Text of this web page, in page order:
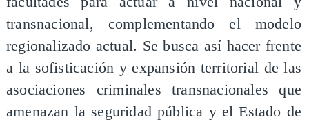
transnacional, complementando el modelo
regionalizado actual. Se busca así hacer frente
a la sofisticación y expansión territorial de las
asociaciones criminales transnacionales que
amenazan la seguridad pública y el Estado de